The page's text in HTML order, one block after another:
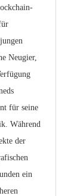
Neugier,
für seine
Während
der
ein